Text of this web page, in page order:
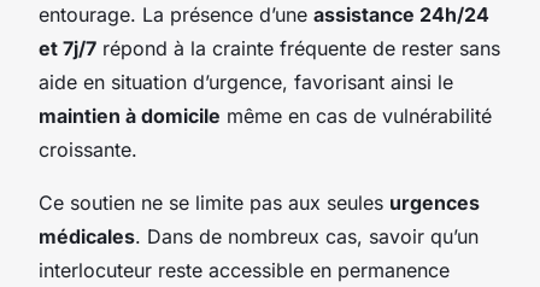
entourage. La présence d’une assistance 24h/24
et 7j/7 répond à la crainte fréquente de rester sans
aide en situation d’urgence, favorisant ainsi le
maintien à domicile même en cas de vulnérabilité
croissante.
Ce soutien ne se limite pas aux seules urgences
médicales. Dans de nombreux cas, savoir qu’un
interlocuteur reste accessible en permanence